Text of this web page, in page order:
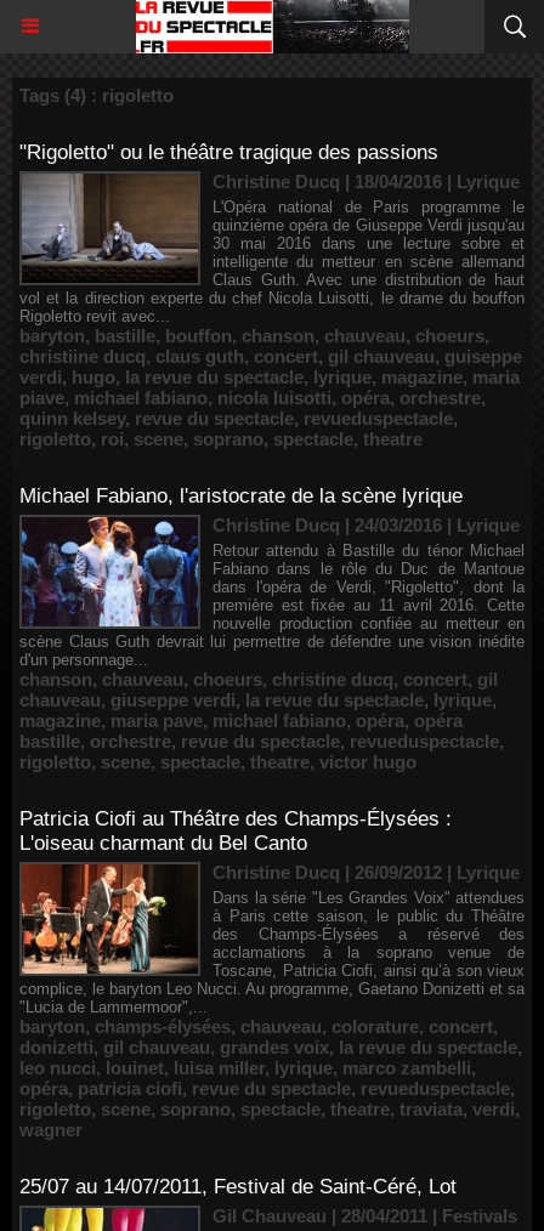
Tags (4) : rigoletto
"Rigoletto" ou le théâtre tragique des passions
Christine Ducq | 18/04/2016 | Lyrique
L'Opéra national de Paris programme le
quinzième opéra de Giuseppe Verdi jusqu'au
30 mai 2016 dans une lecture sobre et
intelligente du metteur en scène allemand
Claus Guth. Avec une distribution de haut
vol et la direction experte du chef Nicola Luisotti, le drame du bouffon
Rigoletto revit avec...
baryton, bastille, bouffon, chanson, chauveau, choeurs,
christiine ducq, claus guth, concert, gil chauveau, guiseppe
verdi, hugo, la revue du spectacle, lyrique, magazine, maria
piave, michael fabiano, nicola luisotti, opéra, orchestre,
quinn kelsey, revue du spectacle, revueduspectacle,
rigoletto, roi, scene, soprano, spectacle, theatre
Michael Fabiano, l'aristocrate de la scène lyrique
Christine Ducq | 24/03/2016 | Lyrique
Retour attendu à Bastille du ténor Michael
Fabiano dans le rôle du Duc de Mantoue
dans l'opéra de Verdi, "Rigoletto", dont la
première est fixée au 11 avril 2016. Cette
nouvelle production confiée au metteur en
scène Claus Guth devrait lui permettre de défendre une vision inédite
d'un personnage...
chanson, chauveau, choeurs, christine ducq, concert, gil
chauveau, giuseppe verdi, la revue du spectacle, lyrique,
magazine, maria pave, michael fabiano, opéra, opéra
bastille, orchestre, revue du spectacle, revueduspectacle,
rigoletto, scene, spectacle, theatre, victor hugo
Patricia Ciofi au Théâtre des Champs-Élysées :
L'oiseau charmant du Bel Canto
Christine Ducq | 26/09/2012 | Lyrique
Dans la série "Les Grandes Voix" attendues
à Paris cette saison, le public du Théâtre
des Champs-Élysées a réservé des
acclamations à la soprano venue de
Toscane, Patricia Ciofi, ainsi qu’à son vieux
complice, le baryton Leo Nucci. Au programme, Gaetano Donizetti et sa
"Lucia de Lammermoor",...
baryton, champs-élysées, chauveau, colorature, concert,
donizetti, gil chauveau, grandes voix, la revue du spectacle,
leo nucci, louinet, luisa miller, lyrique, marco zambelli,
opéra, patricia ciofi, revue du spectacle, revueduspectacle,
rigoletto, scene, soprano, spectacle, theatre, traviata, verdi,
wagner
25/07 au 14/07/2011, Festival de Saint-Céré, Lot
Gil Chauveau | 28/04/2011 | Festivals